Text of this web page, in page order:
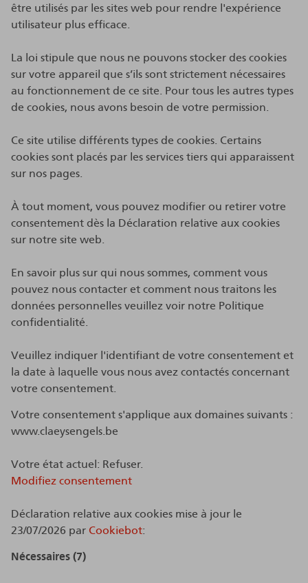
être utilisés par les sites web pour rendre l'expérience
utilisateur plus efficace.
La loi stipule que nous ne pouvons stocker des cookies
sur votre appareil que s’ils sont strictement nécessaires
au fonctionnement de ce site. Pour tous les autres types
de cookies, nous avons besoin de votre permission.
Ce site utilise différents types de cookies. Certains
cookies sont placés par les services tiers qui apparaissent
sur nos pages.
À tout moment, vous pouvez modifier ou retirer votre
consentement dès la Déclaration relative aux cookies
sur notre site web.
En savoir plus sur qui nous sommes, comment vous
pouvez nous contacter et comment nous traitons les
données personnelles veuillez voir notre Politique
confidentialité.
Veuillez indiquer l'identifiant de votre consentement et
la date à laquelle vous nous avez contactés concernant
votre consentement.
Votre consentement s'applique aux domaines suivants :
www.claeysengels.be
Votre état ​​actuel: Refuser.
Modifiez consentement
Déclaration relative aux cookies mise à jour le
23/07/2026 par Cookiebot:
Nécessaires (7)